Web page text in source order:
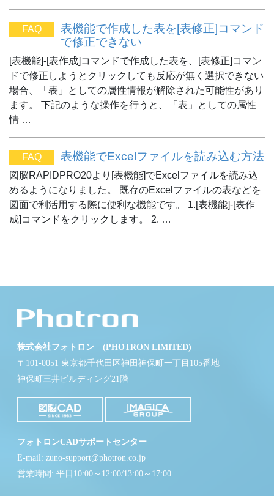
FAQ
表機能で作成した表を[表修正]コマンド
で修正できない
[表機能]-[表作成]コマンドで作成した表を、[表修正]コマン
ドで修正しようとクリックしても反応が無く選択できない
場合、「表」としての属性情報が解除された可能性があり
ます。 下記のような操作を行うと、「表」としての属性
情 …
FAQ 表機能でExcelファイルを読み込む方法
図脳RAPIDPRO20より[表機能]でExcelファイルを読み込
めるようになりました。 既存のExcelファイルの表などを
図面で利活用する際に便利な機能です。 1.[表機能]-[表作
成]コマンドをクリックします。 2. …
株式会社フォトロン (PHOTRON LIMITED)
〒101-0051 東京都千代田区神田神保町一丁目105番地
神保町三井ビルディング21階
フォトロンCADサポートセンター
E-mail: zuno-support@photron.co.jp
営業時間: 平日10:00～12:00/13:00～17:00